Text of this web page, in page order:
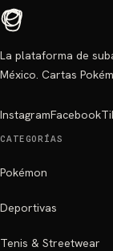
La plataforma de
México. Cartas
InstagramFacebook
CATEGORÍAS
Pokémon
Deportivas
Tenis & Streetwear